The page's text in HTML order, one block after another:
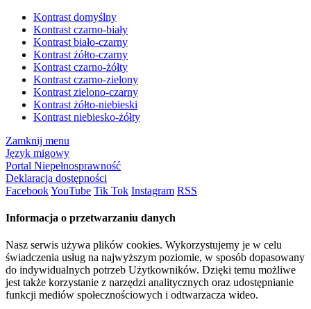
Kontrast domyślny
Kontrast czarno-biały
Kontrast biało-czarny
Kontrast żółto-czarny
Kontrast czarno-żółty
Kontrast czarno-zielony
Kontrast zielono-czarny
Kontrast żółto-niebieski
Kontrast niebiesko-żółty
Zamknij menu
Język migowy
Portal Niepełnosprawność
Deklaracja dostępności
FacebookYouTube Tik Tok Instagram RSS
Informacja o przetwarzaniu danych
Nasz serwis używa plików cookies. Wykorzystujemy je w celu
świadczenia usług na najwyższym poziomie, w sposób dopasowany
do indywidualnych potrzeb Użytkowników. Dzięki temu możliwe
jest także korzystanie z narzędzi analitycznych oraz udostępnianie
funkcji mediów społecznościowych i odtwarzacza wideo.